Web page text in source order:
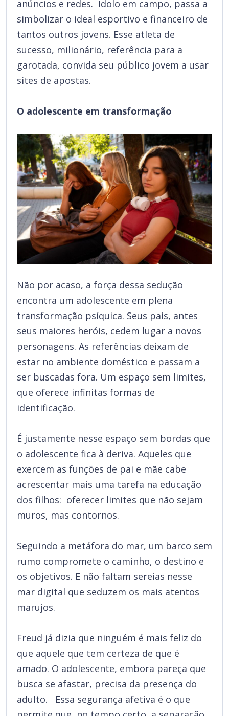
anúncios e redes. Ídolo em campo, passa a
simbolizar o ideal esportivo e financeiro de
tantos outros jovens. Esse atleta de
sucesso, milionário, referência para a
garotada, convida seu público jovem a usar
sites de apostas.
O adolescente em transformação
Não por acaso, a força dessa sedução
encontra um adolescente em plena
transformação psíquica. Seus pais, antes
seus maiores heróis, cedem lugar a novos
personagens. As referências deixam de
estar no ambiente doméstico e passam a
ser buscadas fora. Um espaço sem limites,
que oferece infinitas formas de
identificação.
É justamente nesse espaço sem bordas que
o adolescente fica à deriva. Aqueles que
exercem as funções de pai e mãe cabe
acrescentar mais uma tarefa na educação
dos filhos: oferecer limites que não sejam
muros, mas contornos.
Seguindo a metáfora do mar, um barco sem
rumo compromete o caminho, o destino e
os objetivos. E não faltam sereias nesse
mar digital que seduzem os mais atentos
marujos.
Freud já dizia que ninguém é mais feliz do
que aquele que tem certeza de que é
amado. O adolescente, embora pareça que
busca se afastar, precisa da presença do
adulto. Essa segurança afetiva é o que